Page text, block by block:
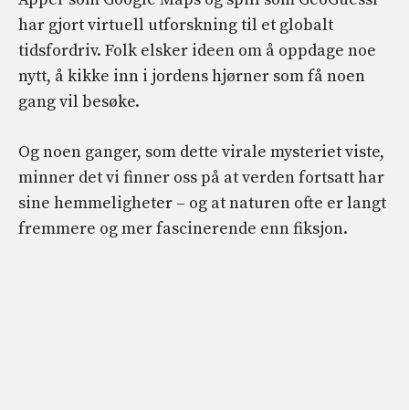
har gjort virtuell utforskning til et globalt
tidsfordriv. Folk elsker ideen om å oppdage noe
nytt, å kikke inn i jordens hjørner som få noen
gang vil besøke.
Og noen ganger, som dette virale mysteriet viste,
minner det vi finner oss på at verden fortsatt har
sine hemmeligheter – og at naturen ofte er langt
fremmere og mer fascinerende enn fiksjon.